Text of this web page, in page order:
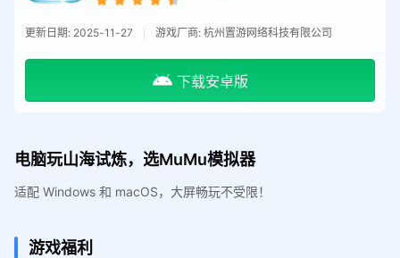
更新日期: 2025-11-27 游戏厂商: 杭州置游网络科技有限公司
下载安卓版
电脑玩山海试炼，选MuMu模拟器
适配 Windows 和 macOS，大屏畅玩不受限！
游戏福利